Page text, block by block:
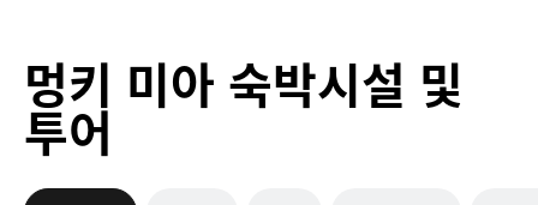
멍키 미아 숙박시설 및
투어